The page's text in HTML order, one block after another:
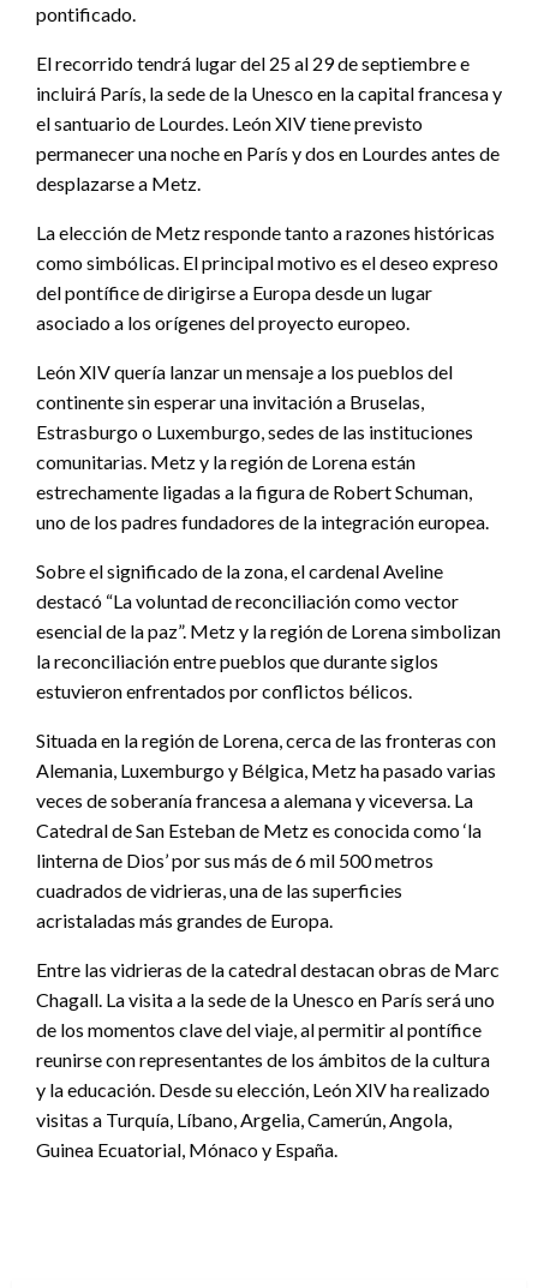
pontificado.
El recorrido tendrá lugar del 25 al 29 de septiembre e
incluirá París, la sede de la Unesco en la capital francesa y
el santuario de Lourdes. León XIV tiene previsto
permanecer una noche en París y dos en Lourdes antes de
desplazarse a Metz.
La elección de Metz responde tanto a razones históricas
como simbólicas. El principal motivo es el deseo expreso
del pontífice de dirigirse a Europa desde un lugar
asociado a los orígenes del proyecto europeo.
León XIV quería lanzar un mensaje a los pueblos del
continente sin esperar una invitación a Bruselas,
Estrasburgo o Luxemburgo, sedes de las instituciones
comunitarias. Metz y la región de Lorena están
estrechamente ligadas a la figura de Robert Schuman,
uno de los padres fundadores de la integración europea.
Sobre el significado de la zona, el cardenal Aveline
destacó “La voluntad de reconciliación como vector
esencial de la paz”. Metz y la región de Lorena simbolizan
la reconciliación entre pueblos que durante siglos
estuvieron enfrentados por conflictos bélicos.
Situada en la región de Lorena, cerca de las fronteras con
Alemania, Luxemburgo y Bélgica, Metz ha pasado varias
veces de soberanía francesa a alemana y viceversa. La
Catedral de San Esteban de Metz es conocida como ‘la
linterna de Dios’ por sus más de 6 mil 500 metros
cuadrados de vidrieras, una de las superficies
acristaladas más grandes de Europa.
Entre las vidrieras de la catedral destacan obras de Marc
Chagall. La visita a la sede de la Unesco en París será uno
de los momentos clave del viaje, al permitir al pontífice
reunirse con representantes de los ámbitos de la cultura
y la educación. Desde su elección, León XIV ha realizado
visitas a Turquía, Líbano, Argelia, Camerún, Angola,
Guinea Ecuatorial, Mónaco y España.